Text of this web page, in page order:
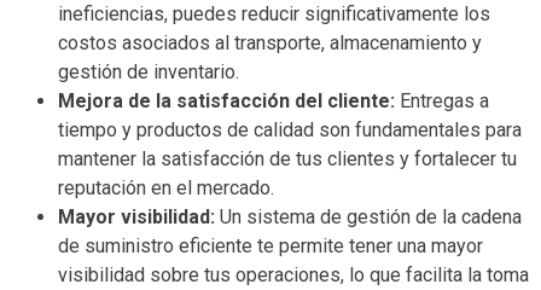
ineficiencias, puedes reducir significativamente los
costos asociados al transporte, almacenamiento y
gestión de inventario.
Mejora de la satisfacción del cliente: Entregas a
tiempo y productos de calidad son fundamentales para
mantener la satisfacción de tus clientes y fortalecer tu
reputación en el mercado.
Mayor visibilidad: Un sistema de gestión de la cadena
de suministro eficiente te permite tener una mayor
visibilidad sobre tus operaciones, lo que facilita la toma